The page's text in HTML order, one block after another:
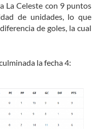
La Celeste con 9 puntos
de unidades, lo que
de goles, la cual
la fecha 4: